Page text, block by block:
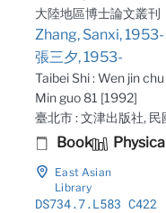
大陸地區博士論文叢刊
Zhang, Sanxi, 1953-
張三夕, 1953-
Taibei Shi : Wen jin
Min guo 81 [1992]
臺北市 : 文津出版社,
Book
East Asian
Library
DS734.7.L583 C422